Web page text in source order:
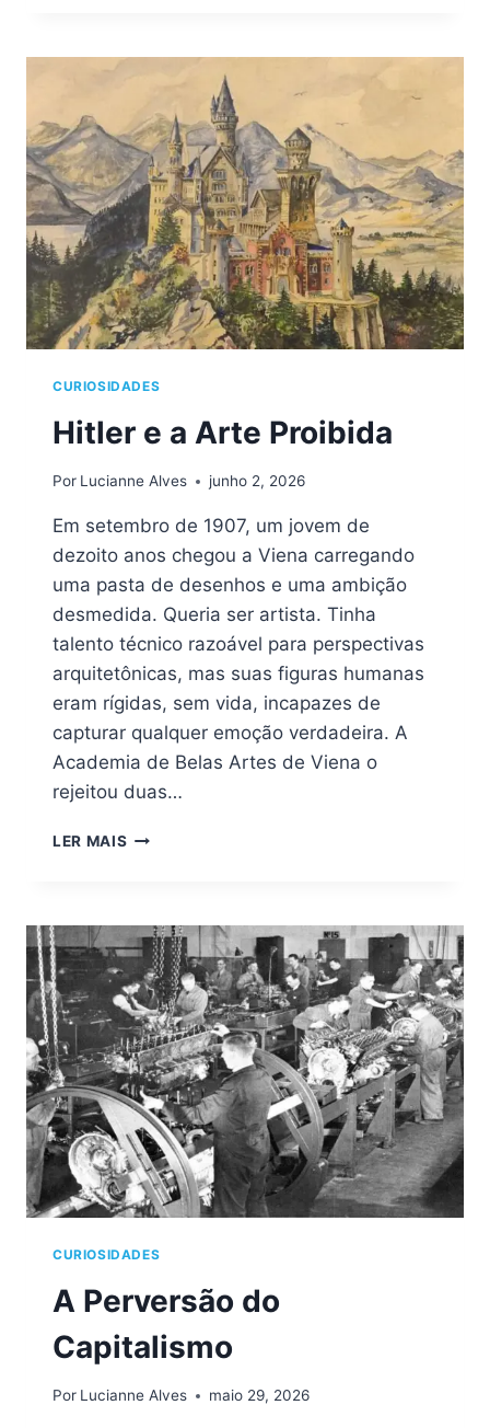
DE
APLICATIVO
CURIOSIDADES
Hitler e a Arte Proibida
Por Lucianne Alves junho 2, 2026
Em setembro de 1907, um jovem de
dezoito anos chegou a Viena carregando
uma pasta de desenhos e uma ambição
desmedida. Queria ser artista. Tinha
talento técnico razoável para perspectivas
arquitetônicas, mas suas figuras humanas
eram rígidas, sem vida, incapazes de
capturar qualquer emoção verdadeira. A
Academia de Belas Artes de Viena o
rejeitou duas…
LER MAIS HITLER
PROIBIDA
CURIOSIDADES
A Perversão do
Capitalismo
Por Lucianne Alves maio 29, 2026